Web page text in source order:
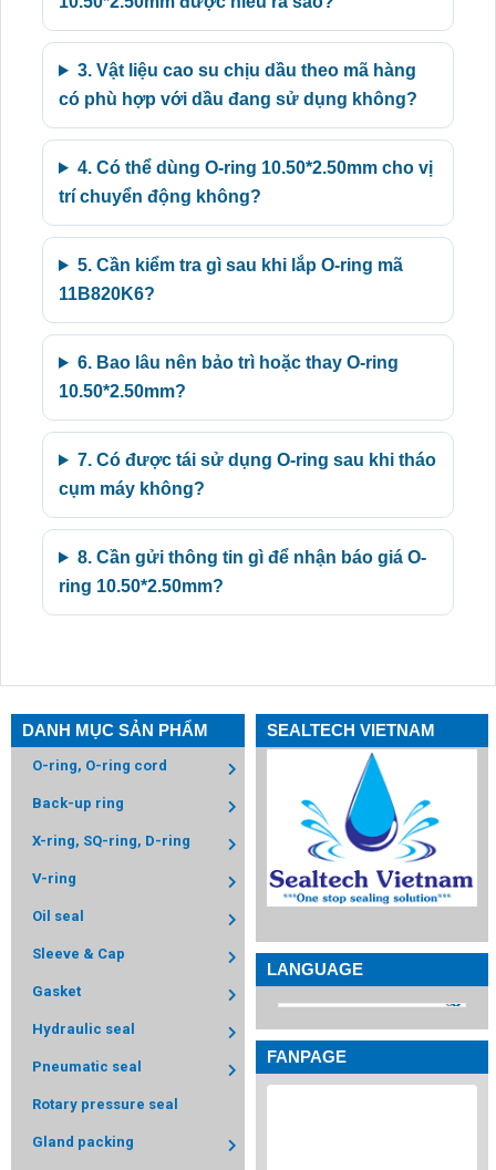
DANH MỤC SẢN PHẨM
O-ring, O-ring cord
Back-up ring
X-ring, SQ-ring, D-ring
V-ring
Oil seal
Sleeve & Cap
Gasket
Hydraulic seal
Pneumatic seal
Rotary pressure seal
Gland packing
3. Vật liệu cao su chịu dầu theo mã hàng
có phù hợp với dầu đang sử dụng không?
4. Có thể dùng O-ring 10.50*2.50mm cho vị
trí chuyển động không?
5. Cần kiểm tra gì sau khi lắp O-ring mã
11B820K6?
6. Bao lâu nên bảo trì hoặc thay O-ring
10.50*2.50mm?
7. Có được tái sử dụng O-ring sau khi tháo
cụm máy không?
8. Cần gửi thông tin gì để nhận báo giá O-
ring 10.50*2.50mm?
SEALTECH VIETNAM
LANGUAGE
FANPAGE